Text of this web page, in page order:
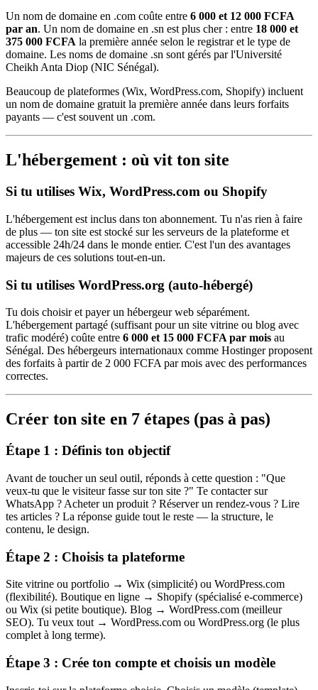
Un nom de domaine en .com coûte entre 6 000 et 12 000 FCFA
par an. Un nom de domaine en .sn est plus cher : entre 18 000 et
375 000 FCFA la première année selon le registrar et le type de
domaine. Les noms de domaine .sn sont gérés par l'Université
Cheikh Anta Diop (NIC Sénégal).
Beaucoup de plateformes (Wix, WordPress.com, Shopify) incluent
un nom de domaine gratuit la première année dans leurs forfaits
payants — c'est souvent un .com.
L'hébergement : où vit ton site
Si tu utilises Wix, WordPress.com ou Shopify
L'hébergement est inclus dans ton abonnement. Tu n'as rien à faire
de plus — ton site est stocké sur les serveurs de la plateforme et
accessible 24h/24 dans le monde entier. C'est l'un des avantages
majeurs de ces solutions tout-en-un.
Si tu utilises WordPress.org (auto-hébergé)
Tu dois choisir et payer un hébergeur web séparément.
L'hébergement partagé (suffisant pour un site vitrine ou blog avec
trafic modéré) coûte entre 6 000 et 15 000 FCFA par mois au
Sénégal. Des hébergeurs internationaux comme Hostinger proposent
des forfaits à partir de 2 000 FCFA par mois avec des performances
correctes.
Créer ton site en 7 étapes (pas à pas)
Étape 1 : Définis ton objectif
Avant de toucher un seul outil, réponds à cette question : "Que
veux-tu que le visiteur fasse sur ton site ?" Te contacter sur
WhatsApp ? Acheter un produit ? Réserver un rendez-vous ? Lire
tes articles ? La réponse guide tout le reste — la structure, le
contenu, le design.
Étape 2 : Choisis ta plateforme
Site vitrine ou portfolio → Wix (simplicité) ou WordPress.com
(flexibilité). Boutique en ligne → Shopify (spécialisé e-commerce)
ou Wix (si petite boutique). Blog → WordPress.com (meilleur
SEO). Tu veux tout → WordPress.com ou WordPress.org (le plus
complet à long terme).
Étape 3 : Crée ton compte et choisis un modèle